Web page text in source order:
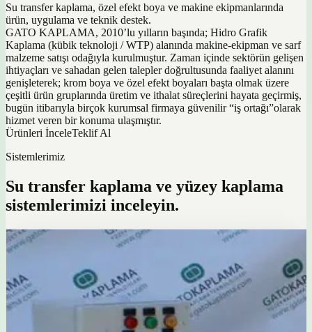
Su transfer kaplama, özel efekt boya ve makine ekipmanlarında
ürün, uygulama ve teknik destek.
GATO KAPLAMA, 2010’lu yılların başında; Hidro Grafik
Kaplama (kübik teknoloji / WTP) alanında makine-ekipman ve sarf
malzeme satışı odağıyla kurulmuştur. Zaman içinde sektörün gelişen
ihtiyaçları ve sahadan gelen talepler doğrultusunda faaliyet alanını
genişleterek; krom boya ve özel efekt boyaları başta olmak üzere
çeşitli ürün gruplarında üretim ve ithalat süreçlerini hayata geçirmiş,
bugün itibarıyla birçok kurumsal firmaya güvenilir “iş ortağı”olarak
hizmet veren bir konuma ulaşmıştır.
Ürünleri İnceleTeklif Al
Sistemlerimiz
Su transfer kaplama ve yüzey kaplama
sistemlerimizi inceleyin.